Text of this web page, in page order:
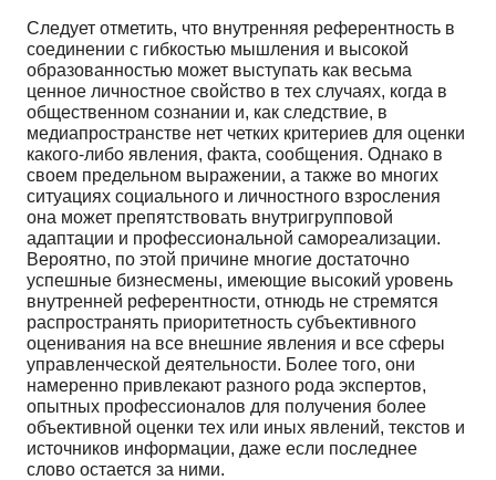
Следует отметить, что внутренняя референтность в
соединении с гибкостью мышления и вы­сокой
образованностью может выступать как весьма
ценное личностное свойство в тех случаях, когда в
общественном сознании и, как следствие, в
медиапространстве нет четких критериев для оценки
какого-либо явления, факта, сообщения. Однако в
своем предельном выражении, а также во многих
ситуациях социального и личностного взросления
она может препятствовать внутригруп­повой
адаптации и профессиональной самореализации.
Вероятно, по этой причине многие доста­точно
успешные бизнесмены, имеющие высокий уровень
внутренней референтности, отнюдь не стремятся
распространять приоритетность субъективного
оценивания на все внешние явления и все сферы
управленческой деятельности. Более того, они
намеренно привлекают разного рода экс­пертов,
опытных профессионалов для получения более
объективной оценки тех или иных явлений, текстов и
источников информации, даже если последнее
слово остается за ними.